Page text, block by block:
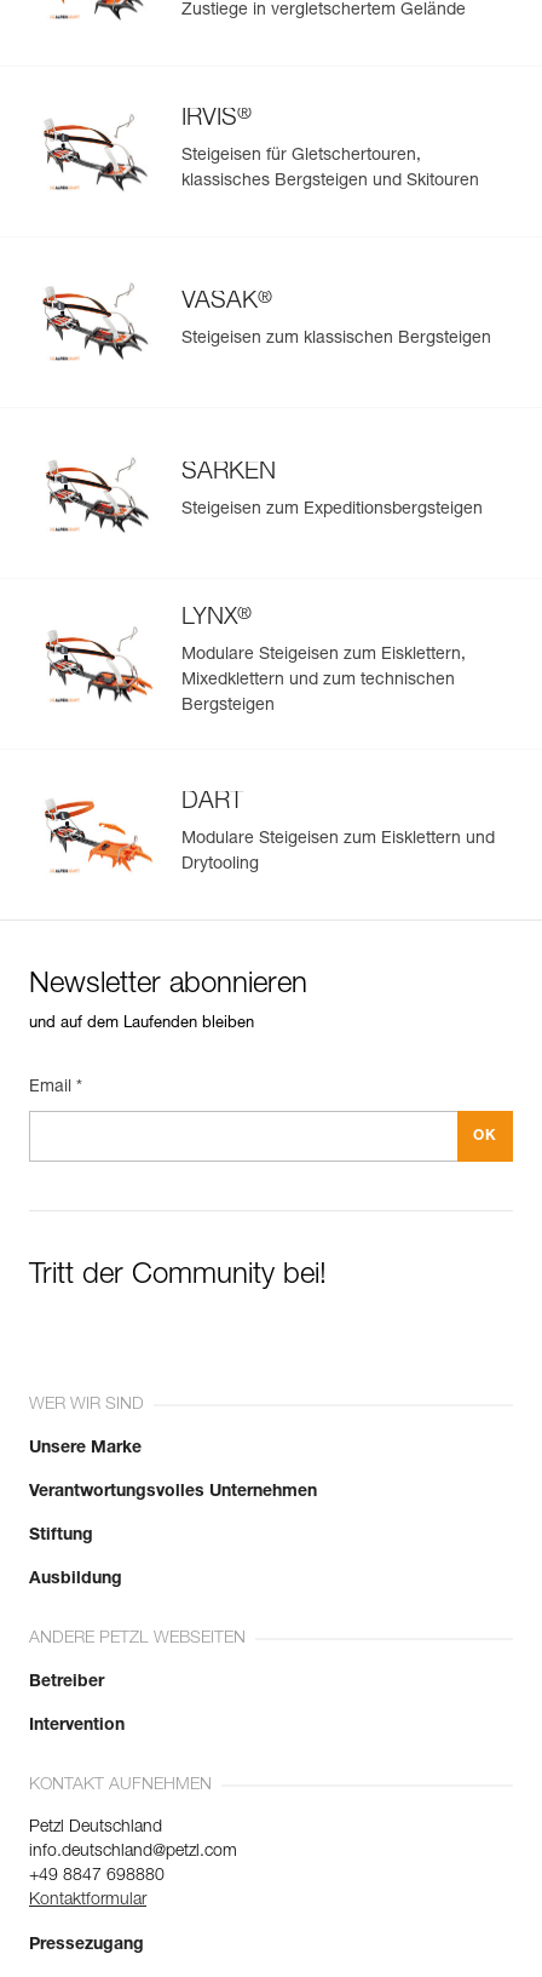
Zustiege in vergletschertem Gelände
IRVIS®
Steigeisen für Gletschertouren,
klassisches Bergsteigen und Skitouren
VASAK®
Steigeisen zum klassischen Bergsteigen
SARKEN
Steigeisen zum Expeditionsbergsteigen
LYNX®
Modulare Steigeisen zum Eisklettern,
Mixedklettern und zum technischen
Bergsteigen
DART
Modulare Steigeisen zum Eisklettern und
Drytooling
Newsletter abonnieren
und auf dem Laufenden bleiben
Email *
Tritt der Community bei!
WER WIR SIND
Unsere Marke
Verantwortungsvolles Unternehmen
Stiftung
Ausbildung
ANDERE PETZL WEBSEITEN
Betreiber
Intervention
KONTAKT AUFNEHMEN
Petzl Deutschland
info.deutschland@petzl.com
+49 8847 698880
Kontaktformular
Pressezugang